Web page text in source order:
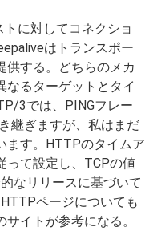
に対してコネクショ
はトランスポー
供する。どちらのメカ
なるターゲットとタイ
3では、PINGフレー
継ぎますが、私はまだ
ます。HTTPのタイムア
って設定し、TCPの値
なリリースに基づいて
ページについても
イトが参考になる。